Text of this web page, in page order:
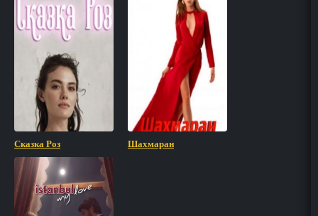
Сказка Роз Шахмаран